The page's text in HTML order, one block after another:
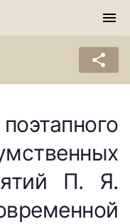
menu
share
П. Я.